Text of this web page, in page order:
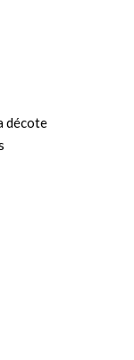
décote